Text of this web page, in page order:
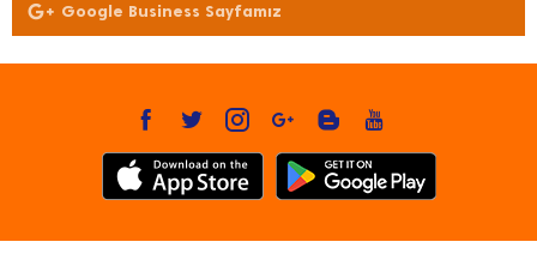
Google Business Sayfamız